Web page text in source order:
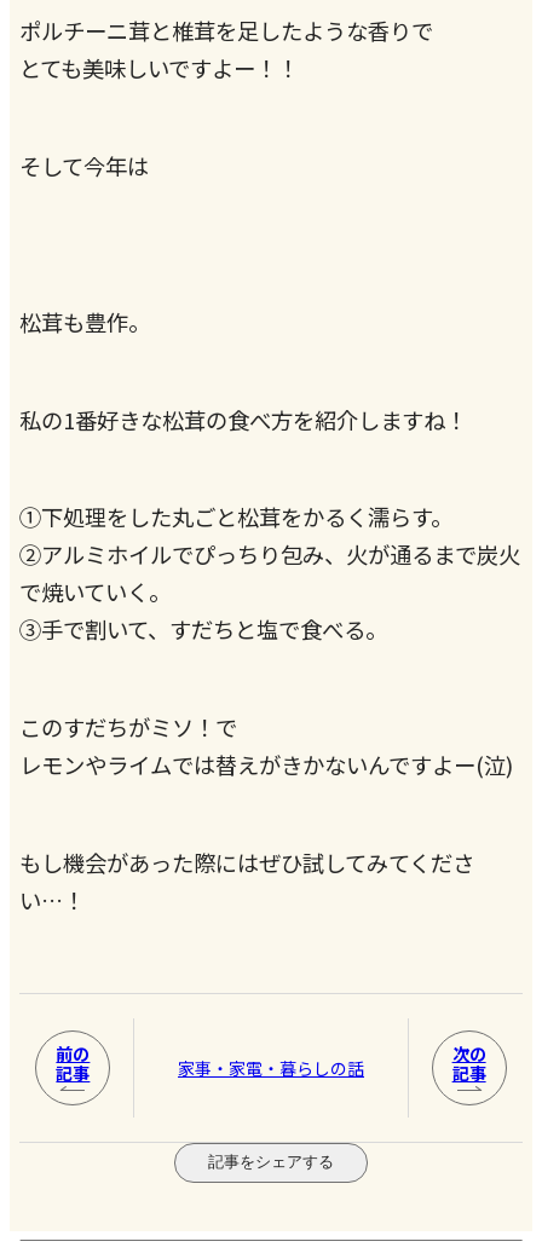
ポルチーニ茸と椎茸を足したような香りで
とても美味しいですよー！！
そして今年は
松茸も豊作。
私の1番好きな松茸の食べ方を紹介しますね！
①下処理をした丸ごと松茸をかるく濡らす。
②アルミホイルでぴっちり包み、火が通るまで炭火
で焼いていく。
③手で割いて、すだちと塩で食べる。
このすだちがミソ！で
レモンやライムでは替えがきかないんですよー(泣)
もし機会があった際にはぜひ試してみてくださ
い…！
前の
記事
家事・家電・暮らしの話
次の
記事
記事をシェアする